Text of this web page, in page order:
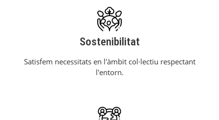
Sostenibilitat
Satisfem necessitats en l'àmbit col·lectiu respectant
l'entorn.